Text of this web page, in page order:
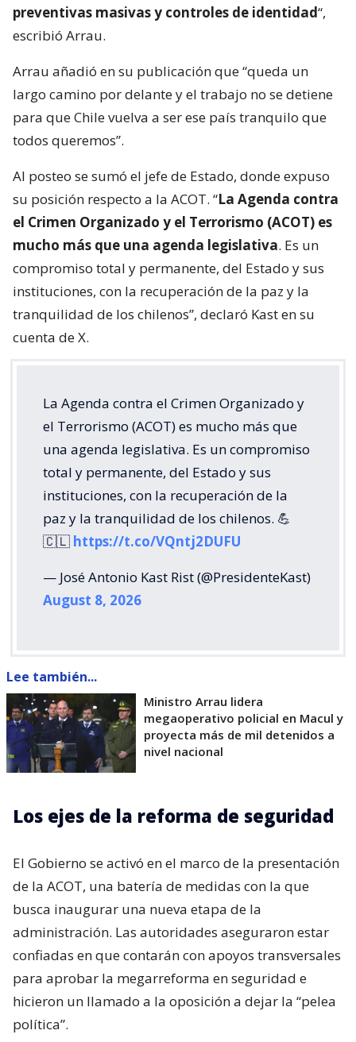
preventivas masivas y controles de identidad“,
escribió Arrau.
Arrau añadió en su publicación que “queda un
largo camino por delante y el trabajo no se detiene
para que Chile vuelva a ser ese país tranquilo que
todos queremos”.
Al posteo se sumó el jefe de Estado, donde expuso
su posición respecto a la ACOT. “La Agenda contra
el Crimen Organizado y el Terrorismo (ACOT) es
mucho más que una agenda legislativa. Es un
compromiso total y permanente, del Estado y sus
instituciones, con la recuperación de la paz y la
tranquilidad de los chilenos”, declaró Kast en su
cuenta de X.
La Agenda contra el Crimen Organizado y
el Terrorismo (ACOT) es mucho más que
una agenda legislativa. Es un compromiso
total y permanente, del Estado y sus
instituciones, con la recuperación de la
paz y la tranquilidad de los chilenos. 💪
🇨🇱 https://t.co/VQntj2DUFU
— José Antonio Kast Rist (@PresidenteKast)
August 8, 2026
Lee también...
Ministro Arrau lidera
megaoperativo policial en Macul y
proyecta más de mil detenidos a
nivel nacional
Los ejes de la reforma de seguridad
El Gobierno se activó en el marco de la presentación
de la ACOT, una batería de medidas con la que
busca inaugurar una nueva etapa de la
administración. Las autoridades aseguraron estar
confiadas en que contarán con apoyos transversales
para aprobar la megarreforma en seguridad e
hicieron un llamado a la oposición a dejar la “pelea
política”.